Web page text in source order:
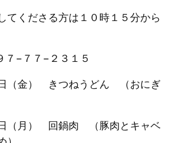
てくださる方は１０時１５分から
−７７−２３１５
（金） きつねうどん （おにぎ
（月） 回鍋肉 （豚肉とキャベ